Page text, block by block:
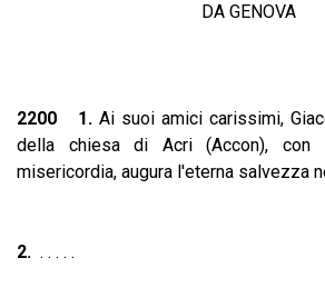
DA GENOVA
2200 1. Ai suoi amici carissimi,
della chiesa di Acri (Accon), con
misericordia, augura l'eterna
2. . . . . .